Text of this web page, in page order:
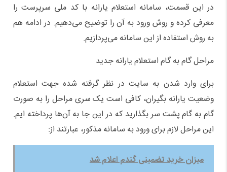
در این قسمت، سامانه استعلام یارانه با کد ملی سرپرست را
معرفی کرده و روش ورود به آن را توضیح می‌دهیم. در ادامه هم
به روش استفاده از این سامانه می‌پردازیم.
مراحل گام به گام استعلام یارانه جدید
برای وارد شدن به سایت در نظر گرفته شده جهت استعلام
وضعیت یارانه بگیران، کافی است یک سری مراحل را به صورت
گام به گام پشت سر بگذارید که در این جا به آن‌ها پرداخته ایم.
این مراحل لازم برای ورود به سامانه مذکور، عبارتند از:
میزان خرید تضمینی گندم اعلام شد